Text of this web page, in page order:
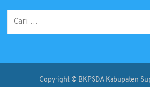
Copyright © BKPSDA Kabupaten